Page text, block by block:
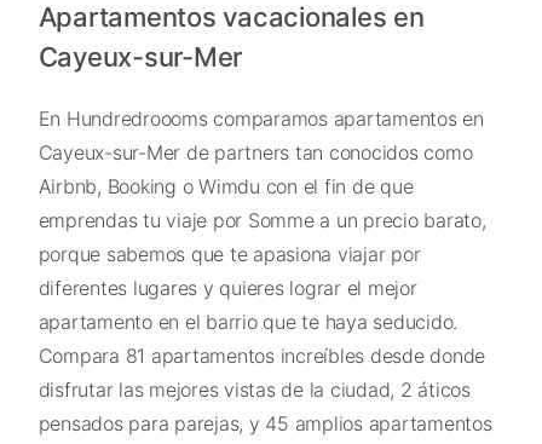
Apartamentos vacacionales en
Cayeux-sur-Mer
En Hundredroooms comparamos apartamentos en
Cayeux-sur-Mer de partners tan conocidos como
Airbnb, Booking o Wimdu con el fin de que
emprendas tu viaje por Somme a un precio barato,
porque sabemos que te apasiona viajar por
diferentes lugares y quieres lograr el mejor
apartamento en el barrio que te haya seducido.
Compara 81 apartamentos increíbles desde donde
disfrutar las mejores vistas de la ciudad, 2 áticos
pensados para parejas, y 45 amplios apartamentos